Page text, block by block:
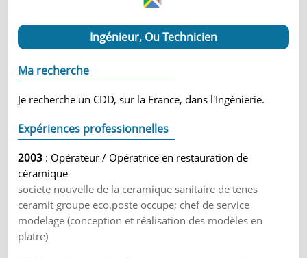
Ingénieur, Ou Technicien
Ma recherche
Je recherche un CDD, sur la France, dans l'Ingénierie.
Expériences professionnelles
2003 : Opérateur / Opératrice en restauration de
céramique
societe nouvelle de la ceramique sanitaire de tenes
ceramit groupe eco.poste occupe; chef de service
modelage (conception et réalisation des modèles en
platre)